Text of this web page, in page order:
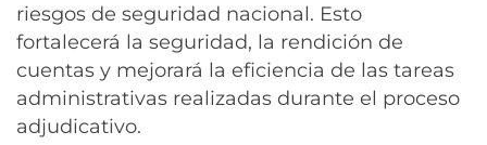
riesgos de seguridad nacional. Esto
fortalecerá la seguridad, la rendición de
cuentas y mejorará la eficiencia de las tareas
administrativas realizadas durante el proceso
adjudicativo.